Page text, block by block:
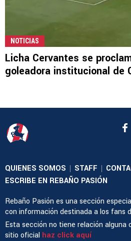
NOTICIAS
Licha Cervantes se
goleadora institucional de
QUIENES SOMOS | STAFF |
ESCRIBE EN REBAÑO PASIÓN
Rebaño Pasión es una sección
con información destinada a los fans
Esta sección no tiene relación alguna
sitio oficial haz click aquí